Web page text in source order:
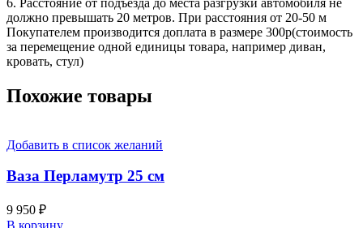
должно превышать 20 метров. При расстояния от 20-50 м
Покупателем производится доплата в размере 300р(стоимость
за перемещение одной единицы товара, например диван,
кровать, стул)
Похожие товары
Добавить в список желаний
Ваза Перламутр 25 см
9 950 ₽
В корзину